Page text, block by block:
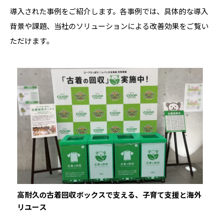
導入された事例をご紹介します。各事例では、具体的な導入
背景や課題、当社のソリューションによる改善効果をご覧い
ただけます。
高耐久の古着回収ボックスで支える、子育て支援と海外
リユース